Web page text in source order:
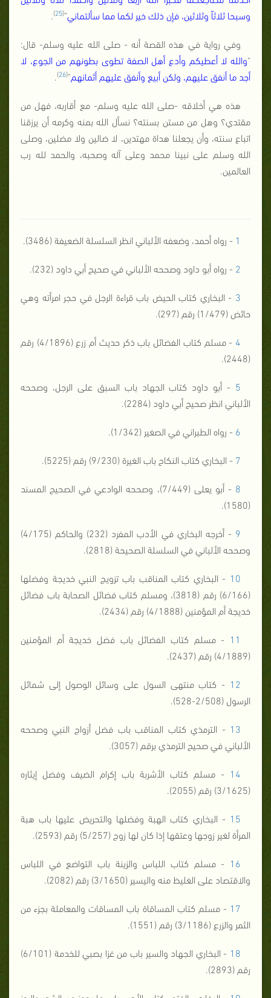
وسبحا ثلاثاً وثلاثين، فإن ذلك خير لكما مما سألتماني"
(
25
)
.
وفي رواية في هذه القصة أنه - صلى الله عليه وسلم- قال:
"والله لا أعطيكم وأدع أهل الصفة تطوى بطونهم من الجوع، لا
أجد ما أنفق عليهم، ولكن أبيع وأنفق عليهم أثمانهم"
(
26
)
.
هذه هي أخلاقه -صلى الله عليه وسلم- مع أقاربه، فهل من
مقتدي؟ وهل من مستن بسنته؟ نسأل الله بمنه وكرمه أن يرزقنا
اتباع سنته، وأن يجعلنا هداة مهتدين، لا ضالين ولا مضلين، وصلى
الله وسلم على نبينا محمد وعلى آله وصحبه، والحمد لله رب
العالمين.
1 - رواه أحمد، وضعفه الألباني انظر السلسلة الضعيفة (3486).
2 - رواه أبو داود وصححه الألباني في صحيح أبي داود (232).
3 - البخاري كتاب الحيض باب قراءة الرجل في حجر امرأته وهي
حائض (1/479) رقم (297).
4
- مسلم كتاب الفضائل باب ذكر حديث أم زرع (4/1896) رقم
(2448).
5 - أبو داود كتاب الجهاد باب السبق على الرجل، وصححه
الألباني انظر صحيح أبي داود (2284).
6 - رواه الطبراني في الصغير (1/342).
7 - البخاري كتاب النكاح باب الغيرة (9/230) رقم (5225).
8
- أبو يعلى (7/449)، وصححه الوادعي في الصحيح المسند
(1580).
9
- أخرجه البخاري في الأدب المفرد (232) والحاكم (4/175)
وصححه الألباني في السلسلة الصحيحة (2818).
10 - البخاري كتاب المناقب باب تزويج النبي خديجة وفضلها
(6/166) رقم (3818)، ومسلم كتاب فضائل الصحابة باب فضائل
خديجة أم المؤمنين (4/1888) رقم (2434).
11 - مسلم كتاب الفضائل باب فضل خديجة أم المؤمنين
(4/1889) رقم (2437).
12 - كتاب منتهى السول على وسائل الوصول إلى شمائل
الرسول (2/508-528).
13 - الترمذي كتاب المناقب باب فضل أزواج النبي وصححه
الألباني في صحيح الترمذي برقم (3057).
14 - مسلم كتاب الأشربة باب إكرام الضيف وفضل إيثاره
(3/1625) رقم (2055).
15 - البخاري كتاب الهبة وفضلها والتحريض عليها باب هبة
المرأة لغير زوجها وعتقها إذا كان لها زوج (5/257) رقم (2593).
16 - مسلم كتاب اللباس والزينة باب التواضع في اللباس
والاقتصاد على الغليظ منه واليسير (3/1650) رقم (2082).
17 - مسلم كتاب المساقاة باب المساقات والمعاملة بجزء من
الثمر والزرع (3/1186) رقم (1551).
18
- البخاري الجهاد والسير باب من غزا بصبي للخدمة (6/101)
رقم (2893).